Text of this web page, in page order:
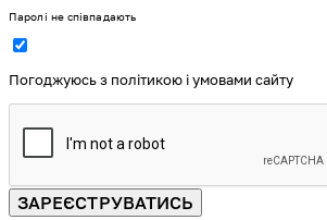
Паролі не співпадають
Погоджуюсь з політикою і умовами сайту
ЗАРЕЄСТРУВАТИСЬ